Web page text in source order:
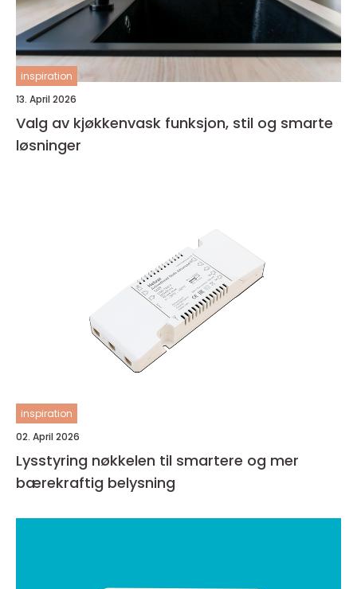
inspiration
13. April 2026
Valg av kjøkkenvask funksjon, stil og smarte
løsninger
inspiration
02. April 2026
Lysstyring nøkkelen til smartere og mer
bærekraftig belysning